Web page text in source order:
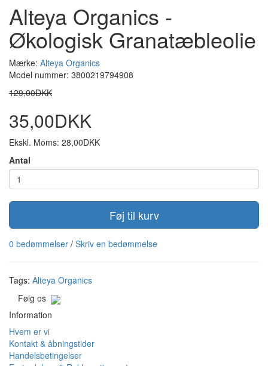
Alteya Organics -
Økologisk Granatæbleolie
Mærke: Alteya Organics
Model nummer: 3800219794908
129,00DKK
35,00DKK
Ekskl. Moms: 28,00DKK
Antal
Føj til kurv
0 bedømmelser / Skriv en bedømmelse
Tags: Alteya Organics
Følg os
Information
Hvem er vi
Kontakt & åbningstider
Handelsbetingelser